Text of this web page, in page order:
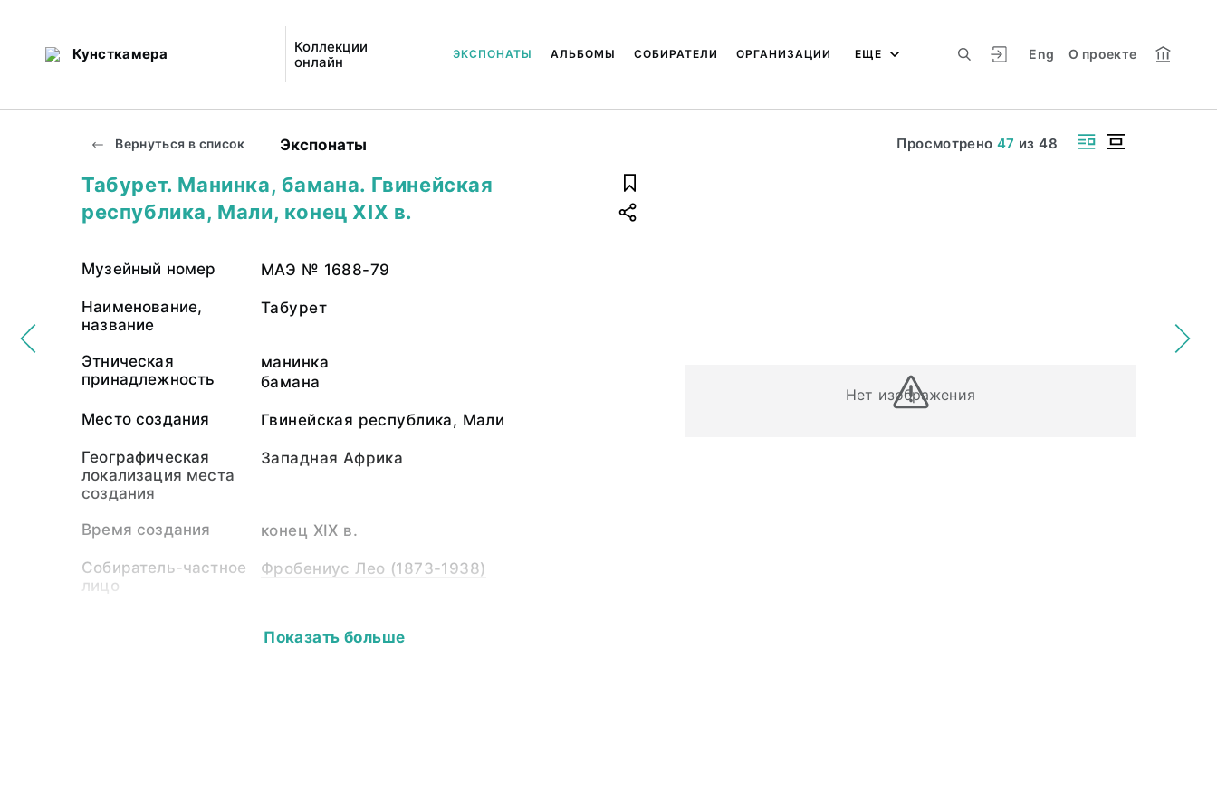
Кунсткамера
Коллекции
онлайн
Eng О проекте
ЭКСПОНАТЫ АЛЬБОМЫ СОБИРАТЕЛИ ОРГАНИЗАЦИИ ЕЩЕ
Вернуться в список Экспонаты Просмотрено 47 из48
Нет изображения
Табурет. Манинка, бамана. Гвинейская
республика, Мали, конец XIX в.
Музейный номер МАЭ № 1688-79
Наименование,
название
Табурет
Этническая
принадлежность
манинка
бамана
Место создания Гвинейская республика, Мали
Географическая
локализация места
создания
Западная Африка
Время создания конец XIX в.
Собиратель-частное
лицо
Фробениус Лео (1873-1938)
Показать больше